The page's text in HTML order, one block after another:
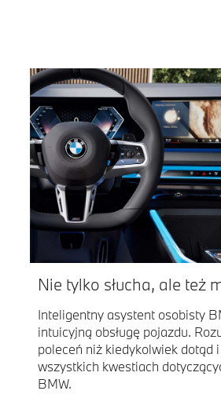
Nie tylko słucha, ale też
Inteligentny asystent osobisty
intuicyjną obsługę pojazdu.
poleceń niż kiedykolwiek dotąd
wszystkich kwestiach
BMW.